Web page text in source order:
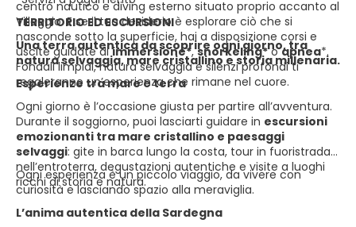
centro nautico e diving esterno situato proprio accanto al
Villaggio. E se il tuo desiderio è esplorare ciò che si
nasconde sotto la superficie, hai a disposizione corsi e
uscite guidate diimmersione*,snorkeling*oapnea*.
Fondali limpidi, natura selvaggia e silenzi profondi ti
regaleranno un’esperienza che rimane nel cuore.
TERRITORIO ED ESCURSIONI
Una terra autentica da scoprire ogni giorno, tra
natura selvaggia, mare cristallino e storia millenaria.
Esperienze tra mare e terra
Ogni giorno è l’occasione giusta per partire all’avventura.
Durante il soggiorno, puoi lasciarti guidare in escursioni
emozionanti tra mare cristallino e paesaggi
selvaggi: gite in barca lungo la costa, tour in fuoristrada
nell’entroterra, degustazioni autentiche e visite a luoghi
ricchi di storia e natura.
Ogni esperienza è un piccolo viaggio, da vivere con
curiosità e lasciando spazio alla meraviglia.
L’anima autentica della Sardegna